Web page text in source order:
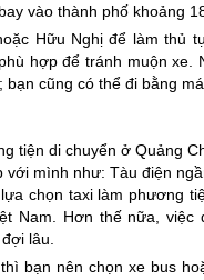
vào thành phố khoảng
Hữu Nghị để làm thủ
hợp để tránh muộn xe.
cũng có thể đi bằng
tiện di chuyển ở Quảng
mình như: Tàu điện
chọn taxi làm phương
Nam. Hơn thế nữa, việc
lâu.
bạn nên chọn xe bus